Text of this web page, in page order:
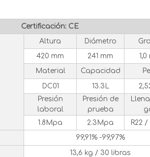
Certificación: CE
Altura Diámetro
420 mm
241 mm
1,0
Material
Capacidad
DC01 13.3L
Presión
laboral
Presión de
prueba
1.8Mpa
2.3Mpa
R22 /
99,91% -99,97%
13,6 kg / 30 libras